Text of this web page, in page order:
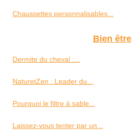
Chaussettes personnalisables...
Bien être
Dermite du cheval :...
NaturetZen : Leader du...
Pourquoi le filtre à sable...
Laissez-vous tenter par un...